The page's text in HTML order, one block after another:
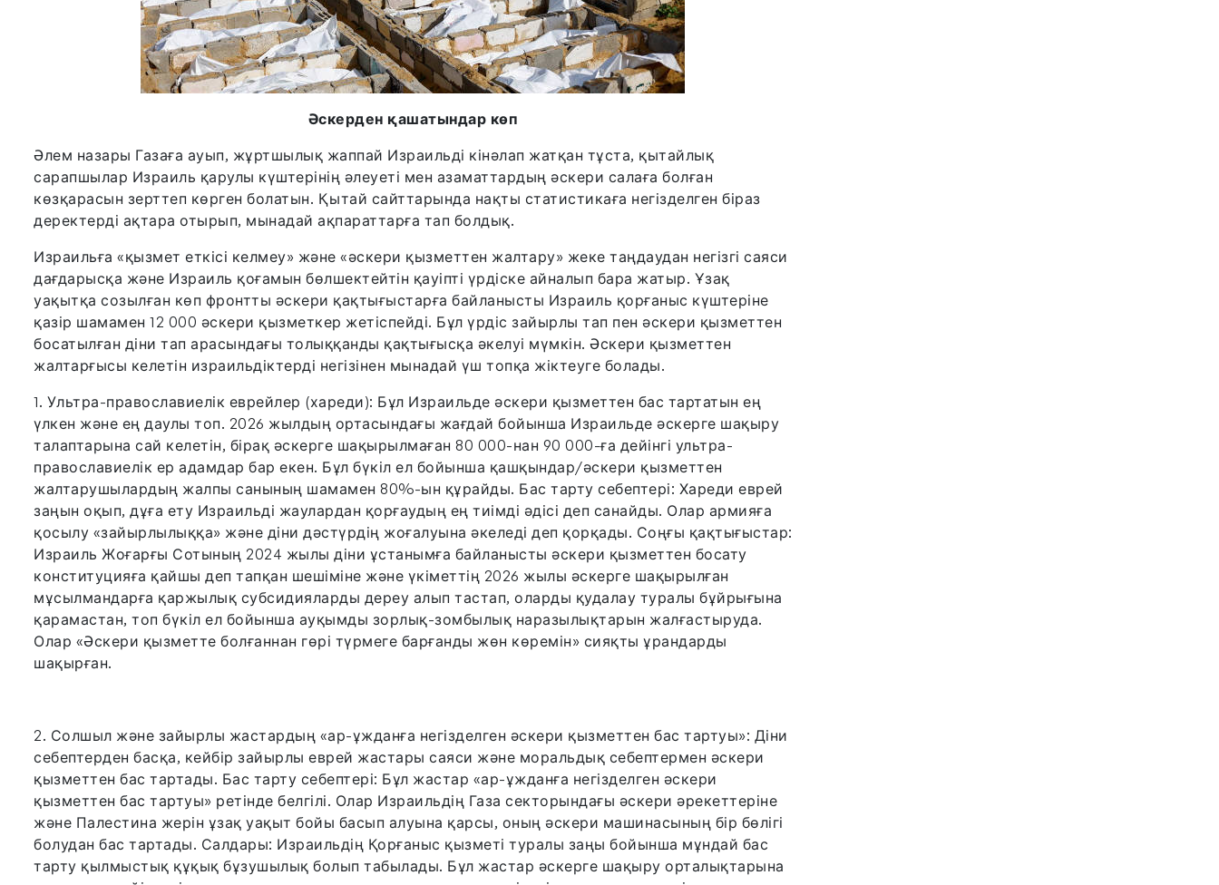
Әскерден қашатындар көп
Әлем назары Газаға ауып, жұртшылық жаппай Израильді кінәлап жатқан тұста, қытайлық
сарапшылар Израиль қарулы күштерінің әлеуеті мен азаматтардың әскери салаға болған
көзқарасын зерттеп көрген болатын. Қытай сайттарында нақты статистикаға негізделген біраз
деректерді ақтара отырып, мынадай ақпараттарға тап болдық.
Израильға «қызмет еткісі келмеу» және «әскери қызметтен жалтару» жеке таңдаудан негізгі саяси
дағдарысқа және Израиль қоғамын бөлшектейтін қауіпті үрдіске айналып бара жатыр. Ұзақ
уақытқа созылған көп фронтты әскери қақтығыстарға байланысты Израиль қорғаныс күштеріне
қазір шамамен 12 000 әскери қызметкер жетіспейді. Бұл үрдіс зайырлы тап пен әскери қызметтен
босатылған діни тап арасындағы толыққанды қақтығысқа әкелуі мүмкін. Әскери қызметтен
жалтарғысы келетін израильдіктерді негізінен мынадай үш топқа жіктеуге болады.
1. Ультра-православиелік еврейлер (хареди): Бұл Израильде әскери қызметтен бас тартатын ең
үлкен және ең даулы топ. 2026 жылдың ортасындағы жағдай бойынша Израильде әскерге шақыру
талаптарына сай келетін, бірақ әскерге шақырылмаған 80 000-нан 90 000-ға дейінгі ультра-
православиелік ер адамдар бар екен. Бұл бүкіл ел бойынша қашқындар/әскери қызметтен
жалтарушылардың жалпы санының шамамен 80%-ын құрайды. Бас тарту себептері: Хареди еврей
заңын оқып, дұға ету Израильді жаулардан қорғаудың ең тиімді әдісі деп санайды. Олар армияға
қосылу «зайырлылыққа» және діни дәстүрдің жоғалуына әкеледі деп қорқады. Соңғы қақтығыстар:
Израиль Жоғарғы Сотының 2024 жылы діни ұстанымға байланысты әскери қызметтен босату
конституцияға қайшы деп тапқан шешіміне және үкіметтің 2026 жылы әскерге шақырылған
мұсылмандарға қаржылық субсидияларды дереу алып тастап, оларды қудалау туралы бұйрығына
қарамастан, топ бүкіл ел бойынша ауқымды зорлық-зомбылық наразылықтарын жалғастыруда.
Олар «Әскери қызметте болғаннан гөрі түрмеге барғанды жөн көремін» сияқты ұрандарды
шақырған.
2. Солшыл және зайырлы жастардың «ар-ұжданға негізделген әскери қызметтен бас тартуы»: Діни
себептерден басқа, кейбір зайырлы еврей жастары саяси және моральдық себептермен әскери
қызметтен бас тартады. Бас тарту себептері: Бұл жастар «ар-ұжданға негізделген әскери
қызметтен бас тартуы» ретінде белгілі. Олар Израильдің Газа секторындағы әскери әрекеттеріне
және Палестина жерін ұзақ уақыт бойы басып алуына қарсы, оның әскери машинасының бір бөлігі
болудан бас тартады. Салдары: Израильдің Қорғаныс қызметі туралы заңы бойынша мұндай бас
тарту қылмыстық құқық бұзушылық болып табылады. Бұл жастар әскерге шақыру орталықтарына